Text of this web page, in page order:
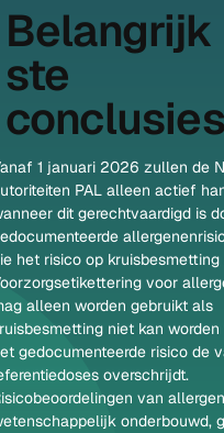
Belangrijk
ste
conclusies
1 januari 2026 zullen de
PAL alleen actief
dit gerechtvaardigd is
het risico op kruisbesmetting
voor
alleen worden gebruikt als
niet kan
gedocumenteerde risico de
overschrijdt.
van
onderbouwd,